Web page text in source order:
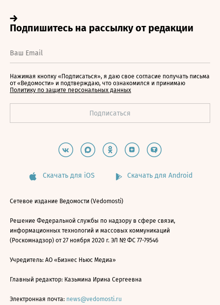
Нажимая кнопку «Подписаться», я даю свое согласие получать письма
от «Ведомости» и подтверждаю, что ознакомился и принимаю
Политику по защите персональных данных
Скачать для iOS Скачать для Android
Сетевое издание Ведомости (Vedomosti)
Решение Федеральной службы по надзору в сфере связи,
информационных технологий и массовых коммуникаций
(Роскомнадзор) от 27 ноября 2020 г. ЭЛ № ФС 77-79546
Учредитель: АО «Бизнес Ньюс Медиа»
Главный редактор: Казьмина Ирина Сергеевна
Электронная почта: news@vedomosti.ru